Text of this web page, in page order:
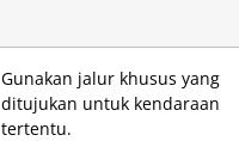
Gunakan jalur khusus yang
ditujukan untuk kendaraan
tertentu.